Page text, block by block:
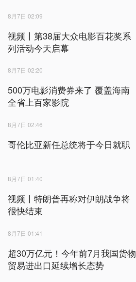
8月7日 02:09
视频丨第38届大众电影百花奖系
列活动今天启幕
8月7日 02:20
500万电影消费券来了 覆盖海南
全省上百家影院
8月7日 02:46
哥伦比亚新任总统将于今日就职
8月7日 01:40
视频丨特朗普再称对伊朗战争将
很快结束
8月7日 01:41
超30万亿元！今年前7月我国货物
贸易进出口延续增长态势